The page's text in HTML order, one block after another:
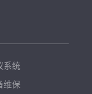
系统
维保